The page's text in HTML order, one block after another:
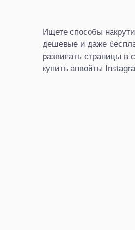
Ищете способы
дешевые и даже
развивать страницы в
купить апвойты